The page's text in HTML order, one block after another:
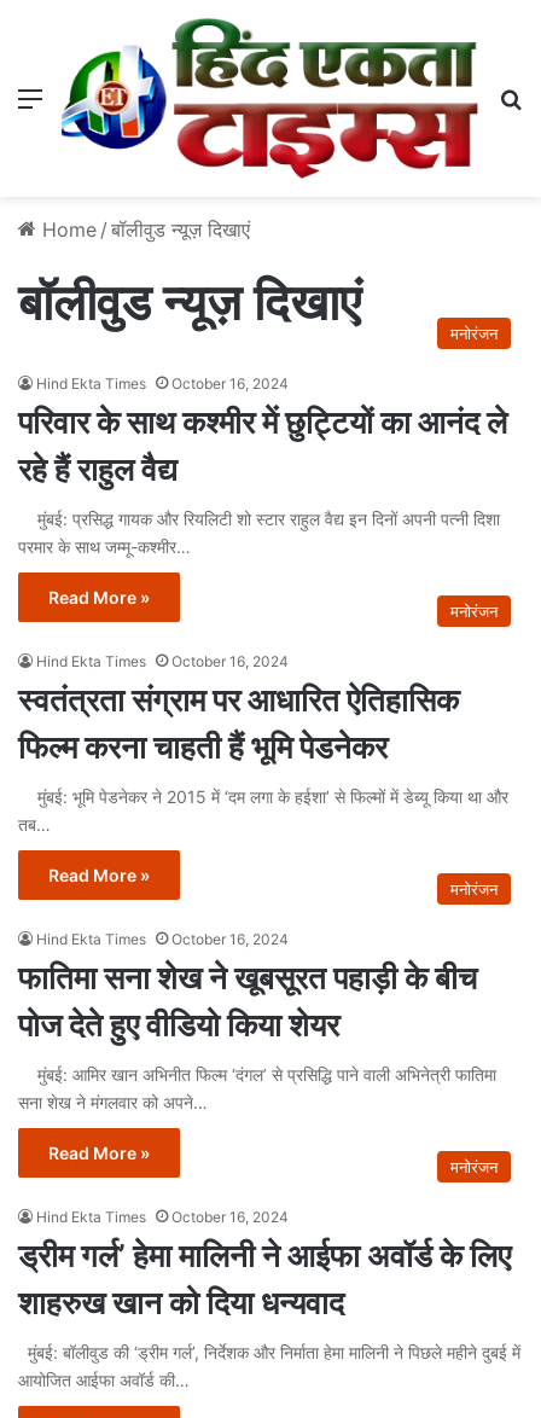
Menu
Home / बॉलीवुड न्यूज़ दिखाएं
बॉलीवुड न्यूज़ दिखाएं
मनोरंजन
Hind Ekta Times October 16, 2024
परिवार के साथ कश्मीर में छुट्टियों का आनंद ले
रहे हैं राहुल वैद्य
मुंबई: प्रसिद्ध गायक और रियलिटी शो स्टार राहुल वैद्य इन दिनों अपनी पत्‍नी दिशा
परमार के साथ जम्मू-कश्मीर…
Read More »
मनोरंजन
Hind Ekta Times October 16, 2024
स्वतंत्रता संग्राम पर आधारित ऐतिहासिक
फिल्म करना चाहती हैं भूमि पेडनेकर
मुंबई: भूमि पेडनेकर ने 2015 में ‘दम लगा के हईशा’ से फिल्मों में डेब्यू किया था और
तब…
Read More »
मनोरंजन
Hind Ekta Times October 16, 2024
फातिमा सना शेख ने खूबसूरत पहाड़ी के बीच
पोज देते हुए वीडियो किया शेयर
मुंबई: आमिर खान अभिनीत फिल्म ‘दंगल’ से प्रसिद्धि पाने वाली अभिनेत्री फातिमा
सना शेख ने मंगलवार को अपने…
Read More »
मनोरंजन
Hind Ekta Times October 16, 2024
ड्रीम गर्ल’ हेमा मालिनी ने आईफा अवॉर्ड के लिए
शाहरुख खान को दिया धन्यवाद
मुंबई: बॉलीवुड की ‘ड्रीम गर्ल’, निर्देशक और निर्माता हेमा मालिनी ने पिछले महीने दुबई में
आयोजित आईफा अवॉर्ड की…